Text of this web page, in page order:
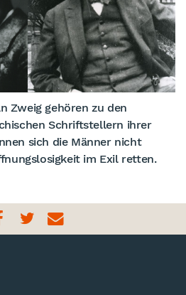
Zweig gehören zu den
Schriftstellern ihrer
sich die Männer nicht
im Exil retten.